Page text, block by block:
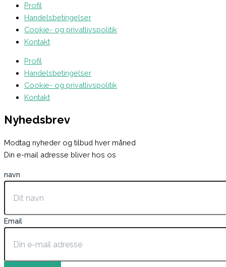
Profil
Handelsbetingelser
Cookie- og privatlivspolitik
Kontakt
Profil
Handelsbetingelser
Cookie- og privatlivspolitik
Kontakt
Nyhedsbrev
Modtag nyheder og tilbud hver måned
Din e-mail adresse bliver hos os
navn
Email